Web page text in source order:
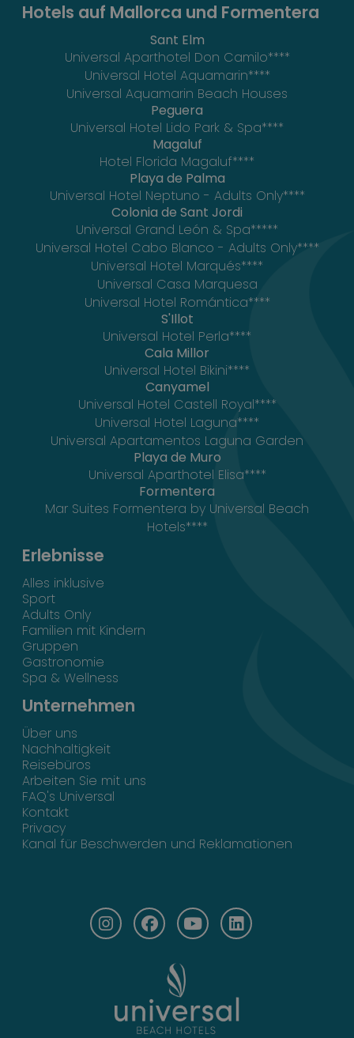
Hotels auf Mallorca und Formentera
Sant Elm
Universal Aparthotel Don Camilo****
Universal Hotel Aquamarin****
Universal Aquamarin Beach Houses
Peguera
Universal Hotel Lido Park & Spa****
Magaluf
Hotel Florida Magaluf****
Playa de Palma
Universal Hotel Neptuno - Adults Only****
Colonia de Sant Jordi
Universal Grand León & Spa*****
Universal Hotel Cabo Blanco - Adults Only****
Universal Hotel Marqués****
Universal Casa Marquesa
Universal Hotel Romántica****
S'Illot
Universal Hotel Perla****
Cala Millor
Universal Hotel Bikini****
Canyamel
Universal Hotel Castell Royal****
Universal Hotel Laguna****
Universal Apartamentos Laguna Garden
Playa de Muro
Universal Aparthotel Elisa****
Formentera
Mar Suites Formentera by Universal Beach
Hotels****
Erlebnisse
Alles inklusive
Sport
Adults Only
Familien mit Kindern
Gruppen
Gastronomie
Spa & Wellness
Unternehmen
Über uns
Nachhaltigkeit
Reisebüros
Arbeiten Sie mit uns
FAQ's Universal
Kontakt
Privacy
Kanal für Beschwerden und Reklamationen